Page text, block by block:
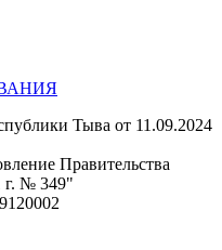
Тыва от 11.09.2024
Правительства
г. № 349"